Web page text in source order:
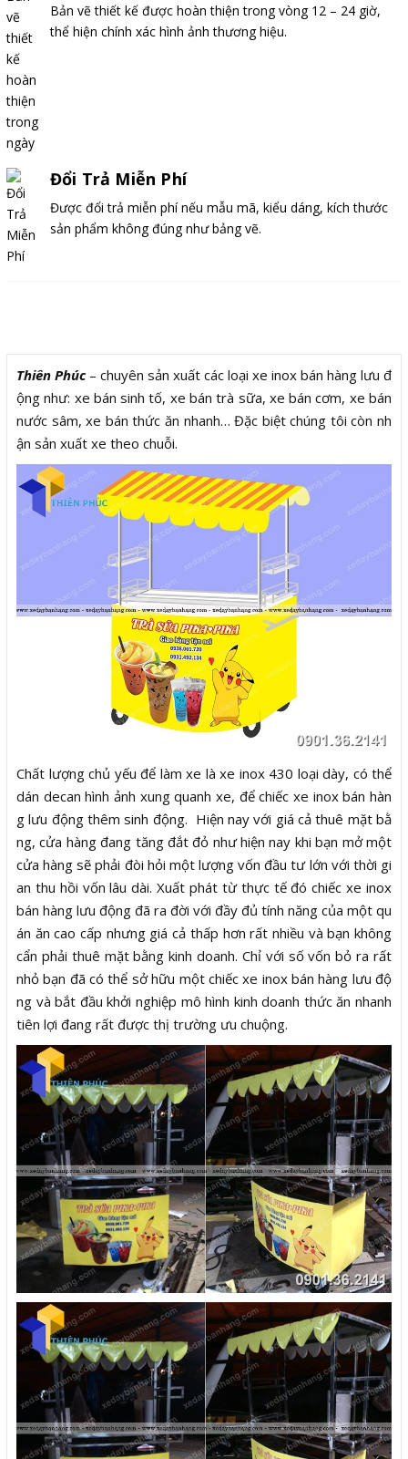
Bản vẽ thiết kế được hoàn thiện trong vòng 12 – 24 giờ,
thể hiện chính xác hình ảnh thương hiệu.
Đổi Trả Miễn Phí
Được đổi trả miễn phí nếu mẫu mã, kiểu dáng, kích thước
sản phẩm không đúng như bảng vẽ.
Thiên Phúc– chuyên sản xuất các loại xe inox bán hàng lưu đ
ộng như: xe bán sinh tố, xe bán trà sữa, xe bán cơm, xe bán
nước sâm, xe bán thức ăn nhanh… Đặc biệt chúng tôi còn nh
ận sản xuất xe theo chuỗi.
Chất lượng chủ yếu để làm xe là xe inox 430 loại dày, có thể
dán decan hình ảnh xung quanh xe, để chiếc xe inox bán hàn
g lưu động thêm sinh động. Hiện nay với giá cả thuê mặt bằ
ng, cửa hàng đang tăng đắt đỏ như hiện nay khi bạn mở một
cửa hàng sẽ phải đòi hỏi một lượng vốn đầu tư lớn với thời gi
an thu hồi vốn lâu dài. Xuất phát từ thực tế đó chiếc xe inox
bán hàng lưu động đã ra đời với đầy đủ tính năng của một qu
án ăn cao cấp nhưng giá cả thấp hơn rất nhiều và bạn không
cẩn phải thuê mặt bằng kinh doanh. Chỉ với số vốn bỏ ra rất
nhỏ bạn đã có thể sở hữu một chiếc xe inox bán hàng lưu độ
ng và bắt đầu khởi nghiệp mô hình kinh doanh thức ăn nhanh
tiên lợi đang rất được thị trường ưu chuộng.